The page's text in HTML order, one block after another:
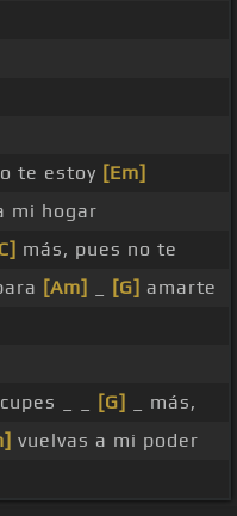
te estoy [Em]
mi hogar
más, pues no te
[Am] [G] amarte
_ _ [G]
_ más,
vuelvas a mi poder